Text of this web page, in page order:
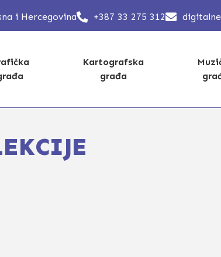
i Hercegovina +387 33 275 312
Kartografska
građa